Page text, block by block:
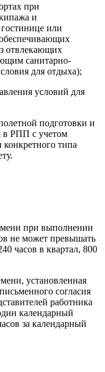
при
и
или
отвлекающих
санитарно-
для отдыха);
условий для
подготовки и
в РПП с учетом
конкретного типа
при выполнении
не может превышать
часов в квартал, 800
установленная
согласия
работника
календарный
за календарный